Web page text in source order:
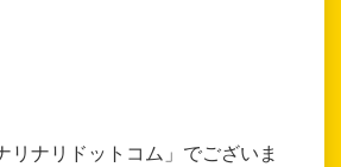
ナリドットコム」でございま